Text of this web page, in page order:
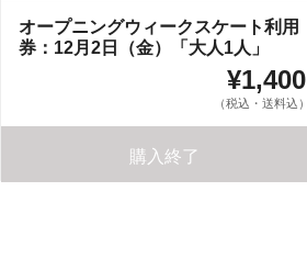
オープニングウィークスケート利用
券：12月2日（金）「大人1人」
¥1,400
（税込・送料込）
購入終了